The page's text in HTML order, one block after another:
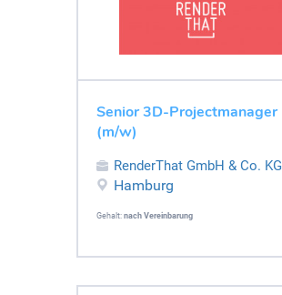
Senior 3D-Projectmanager
(m/w)
RenderThat GmbH & Co. KG
Hamburg
Gehalt: nach Vereinbarung